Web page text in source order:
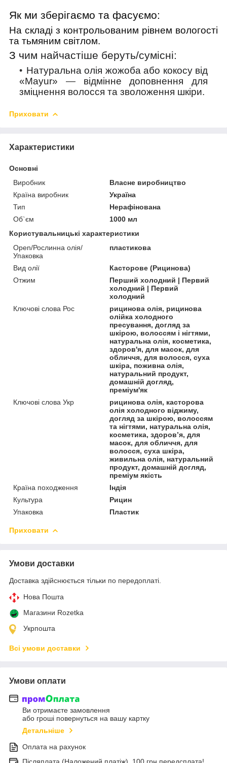
Як ми зберігаємо та фасуємо:
На складі з контрольованим рівнем вологості
та тьмяним світлом.
З чим найчастіше беруть/cумісні:
Натуральна олія жожоба або кокосу від
«Mayur»
— відмінне доповнення для
зміцнення волосся та зволоження шкіри.
Приховати
Характеристики
Основні
Виробник
Власне виробництво
Країна виробник
Україна
Тип
Нерафінована
Об`єм
1000 мл
Користувальницькі характеристики
Open/Рослинна олія/
Упаковка
пластикова
Вид олії
Касторове (Рицинова)
Отжим
Перший холодний | Первий
холодний | Первий
холодний
Ключові слова Рос
рицинова олія, рицинова
олійка холодного
пресування, догляд за
шкірою, волоссям і нігтями,
натуральна олія, косметика,
здоров'я, для масок, для
обличчя, для волосся, суха
шкіра, поживна олія,
натуральний продукт,
домашній догляд,
преміум'як
Ключові слова Укр
рицинова олія, касторова
олія холодного віджиму,
догляд за шкірою, волоссям
та нігтями, натуральна олія,
косметика, здоров’я, для
масок, для обличчя, для
волосся, суха шкіра,
живильна олія, натуральний
продукт, домашній догляд,
преміум якість
Країна походження
Індія
Культура
Рицин
Упаковка
Пластик
Приховати
Умови доставки
Доставка здійснюється тільки по передоплаті.
Нова Пошта
Магазини Rozetka
Укрпошта
Всі умови доставки
Умови оплати
Ви отримаєте замовлення
або гроші повернуться на вашу картку
Детальніше
Оплата на рахунок